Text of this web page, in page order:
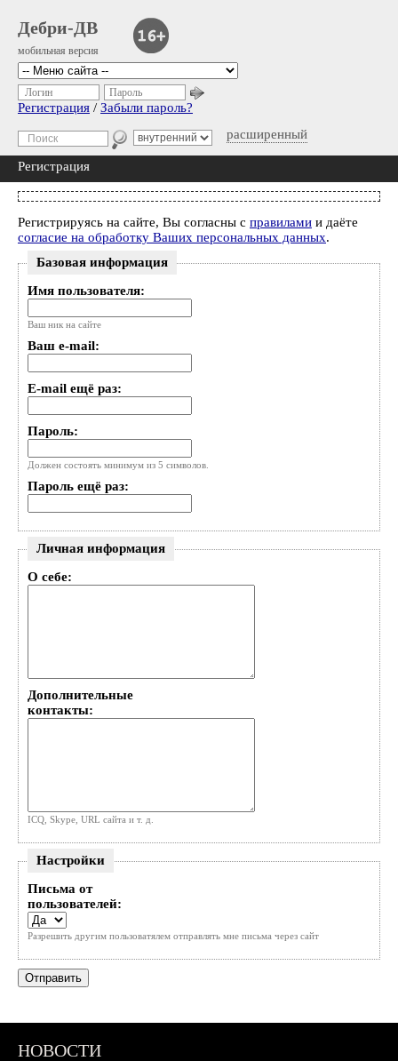
Дебри-ДВ
мобильная версия
расширенный
Логин Пароль
Регистрация / Забыли пароль?
Регистрация
Регистрируясь на сайте, Вы согласны с правилами и даёте
согласие на обработку Ваших персональных данных.
Базовая информация
Имя пользователя:
Ваш ник на сайте
Ваш e-mail:
E-mail ещё раз:
Пароль:
Должен состоять минимум из 5 символов.
Пароль ещё раз:
Личная информация
О себе:
Дополнительные
контакты:
ICQ, Skype, URL сайта и т. д.
Настройки
Письма от
пользователей:
Разрешить другим пользоватялем отправлять мне письма через сайт
НОВОСТИ